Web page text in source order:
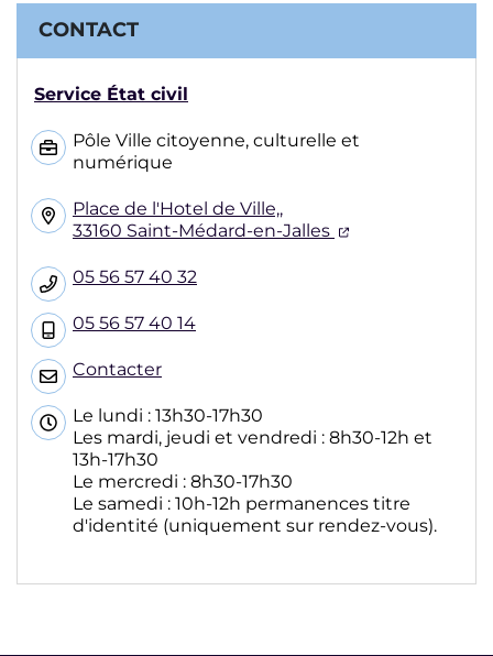
CONTACT
Service État civil
Pôle Ville citoyenne, culturelle et
numérique
Place de l'Hotel de Ville,,
33160 Saint-Médard-en-Jalles
(ouverture
05 56 57 40 32
05 56 57 40 14
Contacter
Le lundi : 13h30-17h30
Les mardi, jeudi et vendredi : 8h30-12h et
13h-17h30
Le mercredi : 8h30-17h30
Le samedi : 10h-12h permanences titre
d'identité (uniquement sur rendez-vous).